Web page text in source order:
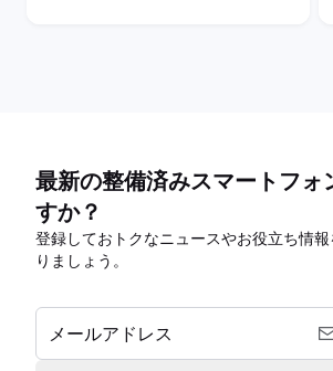
最新の整備済みスマートフォ
すか？
登録しておトクなニュースやお役立ち情
りましょう。
メールアドレス